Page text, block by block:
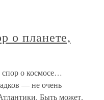
о планете,
спор о космосе…
— не очень
Быть может,